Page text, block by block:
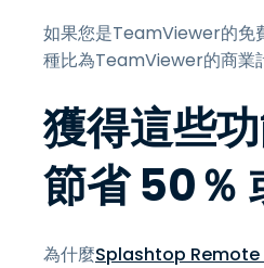
如果您是TeamViewer的免
種比為TeamViewer的商業
獲得這些
節省 50％
為什麼Splashtop Remote